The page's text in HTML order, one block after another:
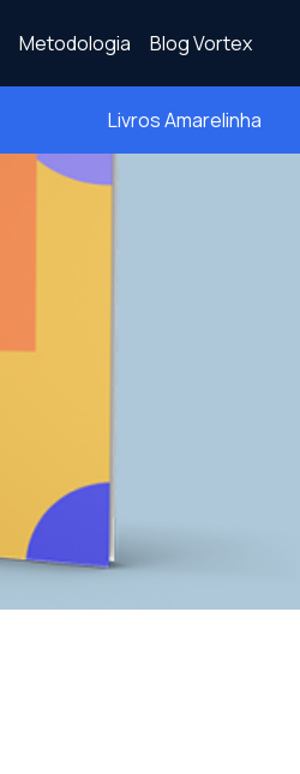
Metodologia Blog Vortex
Livros Amarelinha